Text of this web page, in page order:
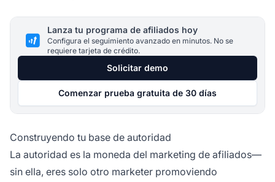
Lanza tu programa de afiliados hoy
Configura el seguimiento avanzado en minutos. No se
requiere tarjeta de crédito.
Solicitar demo
Comenzar prueba gratuita de 30 días
Construyendo tu base de autoridad
La autoridad es la moneda del marketing de afiliados—
sin ella, eres solo otro marketer promoviendo